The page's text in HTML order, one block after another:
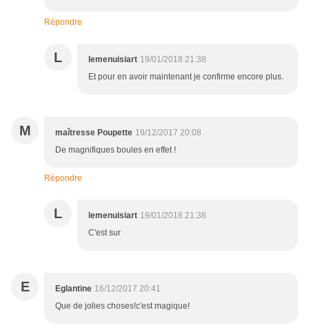
Répondre
L lemenuisiart 19/01/2018 21:38
Et pour en avoir maintenant je confirme encore plus.
M maîtresse Poupette 19/12/2017 20:08
De magnifiques boules en effet !
Répondre
L lemenuisiart 19/01/2018 21:38
C'est sur
E Eglantine 16/12/2017 20:41
Que de jolies choses!c'est magique!